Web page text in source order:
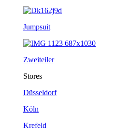
Jumpsuit
Zweiteiler
Stores
Düsseldorf
Köln
Krefeld